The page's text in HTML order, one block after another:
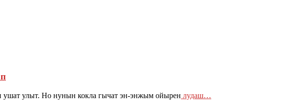
ушат улыт. Но нунын кокла гычат эн-энжым ойырен лудаш…